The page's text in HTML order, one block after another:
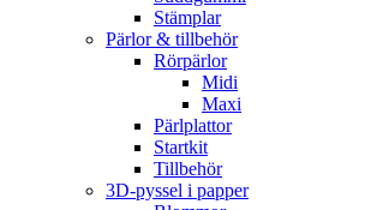
Stämplar
Pärlor & tillbehör
Rörpärlor
Midi
Maxi
Pärlplattor
Startkit
Tillbehör
3D-pyssel i papper